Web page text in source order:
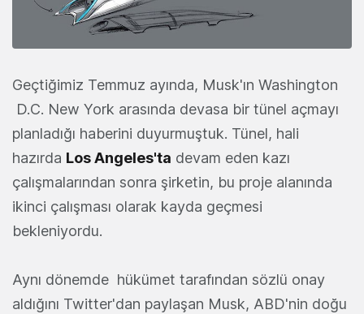
Geçtiğimiz Temmuz ayında, Musk'ın Washington
D.C. New York arasında devasa bir tünel açmayı
planladığı haberini duyurmuştuk. Tünel, hali
hazırda Los Angeles'ta devam eden kazı
çalışmalarından sonra şirketin, bu proje alanında
ikinci çalışması olarak kayda geçmesi
bekleniyordu.
Aynı dönemde hükümet tarafından sözlü onay
aldığını Twitter'dan paylaşan Musk, ABD'nin doğu